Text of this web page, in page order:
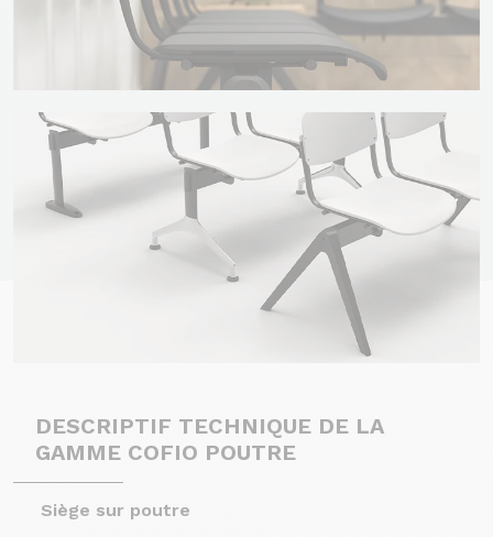
DESCRIPTIF TECHNIQUE DE LA
GAMME COFIO POUTRE
Siège sur poutre